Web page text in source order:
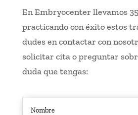
En Embryocenter llevamos
practicando con éxito estos
dudes en contactar con
solicitar cita o preguntar
duda que tengas: